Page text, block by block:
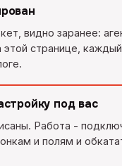
видно заранее:
этой странице,
под вас
Работа -
и полям и